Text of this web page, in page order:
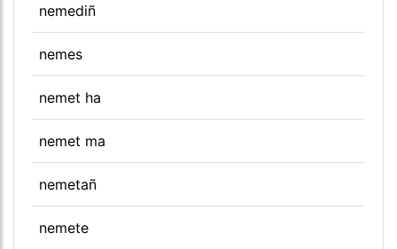
nemediñ
nemes
nemet ha
nemet ma
nemetañ
nemete